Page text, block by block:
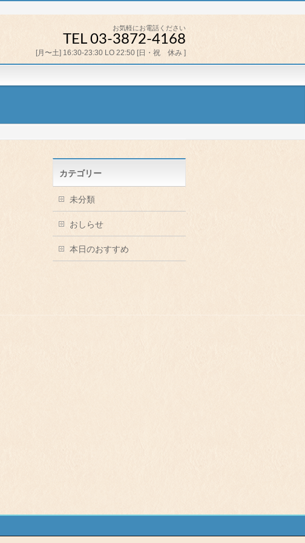
お気軽にお電話ください
TEL 03-3872-4168
[月〜土] 16:30-23:30 LO 22:50 [日・祝 休み ]
カテゴリー
未分類
おしらせ
本日のおすすめ